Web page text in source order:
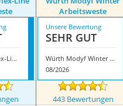
Arbeitsweste
Leib Wächter Flex-Line Arbeitsweste
Unsere Bewertung
SEHR GUT
Würth Modyf Winter Arbeitsweste
08/2026
443 Bewertungen